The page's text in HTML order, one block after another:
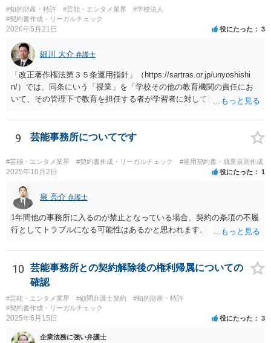
ては会社側の請求は認められにくいのではないかという印象です。
#知的財産・特許 #芸能・エンタメ業界
#学校法人
#契約書作成・リーガルチェック
2026年5月21日 役にたった 3
細川 大介 弁護士
「改正著作権法第３５条運用指針」（https://sartras.or.jp/unyoshishi
n/）では、同条にいう「授業」を「学校その他の教育機関の責任にお
いて、その管理下で教育を担任する者が学習者に対して実施する教育
級活動・クラブ活動・学校行事等）、部活動、課外補習授業等を、該
当しない例として自主的なボランティア活動・保護者会・ＰＴＡ活動
等を列挙しています。 本件をこれに当てはめますと、 ①主体である学
校司書は、学校図書館法第６条第１項上「専ら学校図書館の職務に従
事する職員」と位置づけられ、運用指針にいう「教育を担任する者」
書館独自の読書推進活動であり、該当例のいずれにも当たりません。
したがって、本件展示は「授業の過程」要件を満たさず、３５条によ
る適法化はできないと考えられます。 ただし、繰り返しになります
が、ご相談のケースのような事案が裁判沙汰になることが現実的には
のと思われます。
9 芸能事務所についてです
#芸能・エンタメ業界 #契約書作成・リーガルチェック #雇用契約書・就業規則作成
2025年10月2日 役にたった 1
泉 亮介 弁護士
1年間他の事務所に入るのが禁止となっている場合、契約の条項の不履
行としてトラブルになる可能性はあるかと思われます。
10
芸能事務所との契約解除後の権利帰属についての
確認
#芸能・エンタメ業界 #顧問弁護士契約
#知的財産・特許
#契約書作成・リーガルチェック
2025年6月15日 役にたった 3
企業法務に強い弁護士